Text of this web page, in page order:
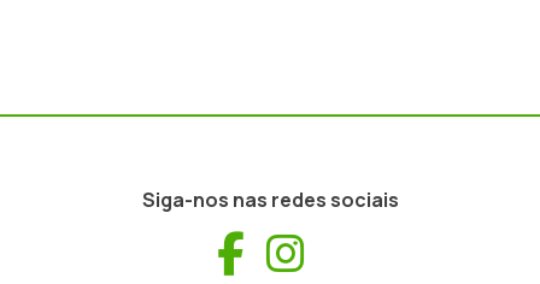
Siga-nos nas redes sociais
Facebook